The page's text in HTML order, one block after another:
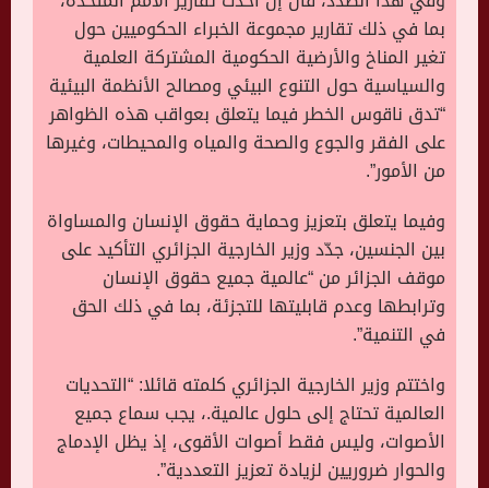
بما في ذلك تقارير مجموعة الخبراء الحكوميين حول
تغير المناخ والأرضية الحكومية المشتركة العلمية
والسياسية حول التنوع البيئي ومصالح الأنظمة البيئية
“تدق ناقوس الخطر فيما يتعلق بعواقب هذه الظواهر
على الفقر والجوع والصحة والمياه والمحيطات، وغيرها
من الأمور”.
وفيما يتعلق بتعزيز وحماية حقوق الإنسان والمساواة
بين الجنسين، جدّد وزير الخارجية الجزائري التأكيد على
موقف الجزائر من “عالمية جميع حقوق الإنسان
وترابطها وعدم قابليتها للتجزئة، بما في ذلك الحق
في التنمية”.
واختتم وزير الخارجية الجزائري كلمته قائلا: “التحديات
العالمية تحتاج إلى حلول عالمية.، يجب سماع جميع
الأصوات، وليس فقط أصوات الأقوى، إذ يظل الإدماج
والحوار ضروريين لزيادة تعزيز التعددية”.